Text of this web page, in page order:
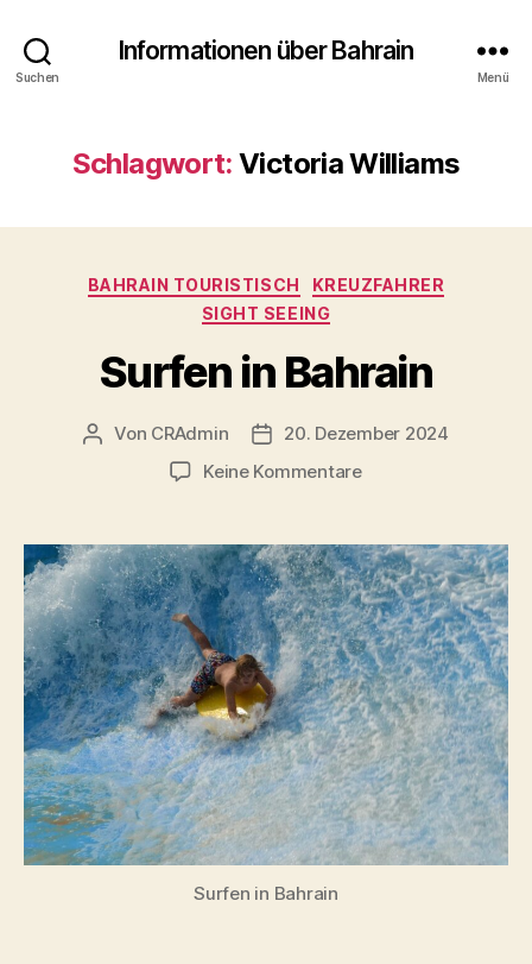
Suchen
Informationen über Bahrain
Menü
Schlagwort: Victoria Williams
Kategorien
BAHRAIN TOURISTISCH
KREUZFAHRER
SIGHT SEEING
Surfen in Bahrain
Beitragsautor
Von CRAdmin Veröffentlichungsdatum
20. Dezember 2024
Keine Kommentarezu
Bahrain
Surfen in Bahrain